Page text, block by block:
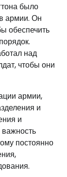
было
армии. Он
обеспечить
над
чтобы они
армии,
и
и
постоянно